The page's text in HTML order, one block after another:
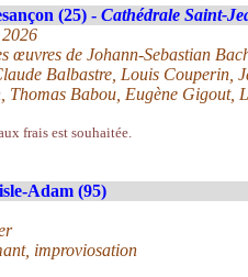
(25) - Cathédrale Saint-
œuvres de Johann-Sebastian
Balbastre, Louis Couperin,
Babou, Eugène Gigout,
frais est souhaitée.
Adam (95)
improviosation